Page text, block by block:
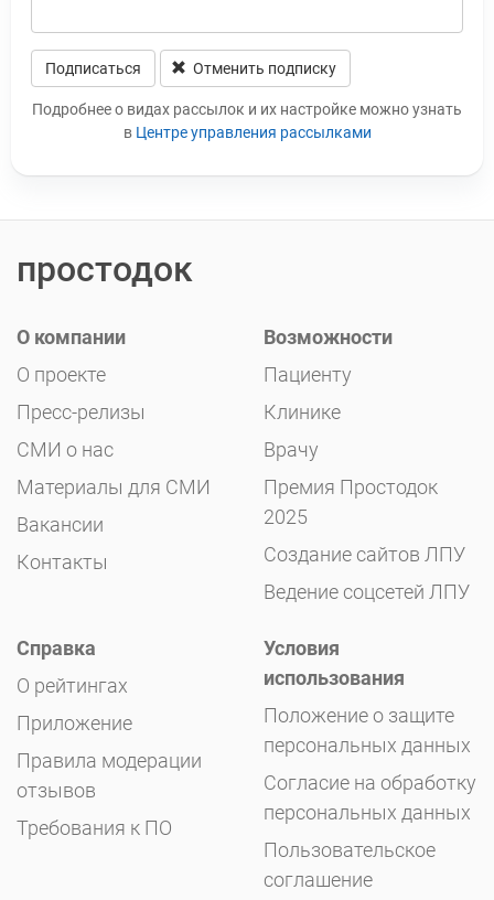
Подписаться Отменить подписку
Leave this field blank
Подробнее о видах рассылок и их настройке можно узнать
в Центре управления рассылками
простодок
О компании
О проекте
Пресс-релизы
СМИ о нас
Материалы для СМИ
Вакансии
Контакты
Возможности
Пациенту
Клинике
Врачу
Премия Простодок
2025
Создание сайтов ЛПУ
Ведение соцсетей ЛПУ
Справка
О рейтингах
Приложение
Правила модерации
отзывов
Требования к ПО
Условия
использования
Положение о защите
персональных данных
Согласие на обработку
персональных данных
Пользовательское
соглашение